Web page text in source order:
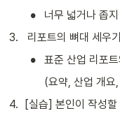
•
너무 넓거나 좁
3. 리포트의 뼈대 세
•
표준 산업 리포
(요약, 산업 개요
4.
[실습] 본인이 작성